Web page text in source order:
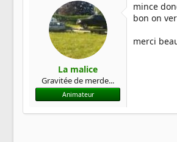
La malice
Gravitée de merde...
Animateur
mince
bon on
merci